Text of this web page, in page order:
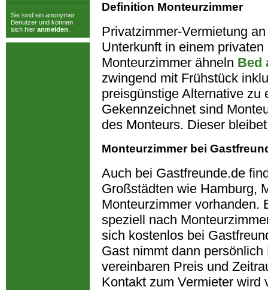
Sie sind ein anonymer
Benutzer und können
sich hier anmelden
Definition Monteurzimmer
Privatzimmer-Vermietung
Unterkunft in einem
Monteurzimmer ähneln Bed
zwingend mit Frühstück
preisgünstige Alternative
Gekennzeichnet sind
des Monteurs. Dieser
Monteurzimmer bei
Auch bei Gastfreunde.de
Großstädten wie Hamburg,
Monteurzimmer vorhanden.
speziell nach
sich kostenlos bei
Gast nimmt dann
vereinbaren Preis und
Kontakt zum Vermieter wird